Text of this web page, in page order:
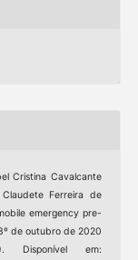
Cristina Cavalcante
Ferreira de
emergency pre-
de outubro de 2020
em: